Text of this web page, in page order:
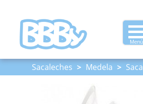
Menú
Sacaleches > Medela >